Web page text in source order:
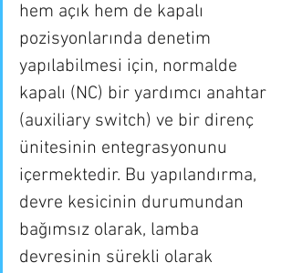
hem açık hem de kapalı
pozisyonlarında denetim
yapılabilmesi için, normalde
kapalı (NC) bir yardımcı anahtar
(auxiliary switch) ve bir direnç
ünitesinin entegrasyonunu
içermektedir. Bu yapılandırma,
devre kesicinin durumundan
bağımsız olarak, lamba
devresinin sürekli olarak